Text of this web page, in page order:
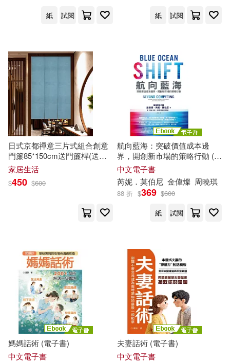
殷敬華，莫志深 主編(1)
江城子(1) 沙隆．莫艾倫(1)
沛莫笛亞‧阿蘭大‧拓爾(1)
法蘭西絲卡．吉諾(1)
波莉・莫蘭(1)
波里斯‧寇戴明斯基(1)
泰絲．格里森(1)
浦上滿(1) 海倫．莫提姆(1)
溫蒂．莫傑爾(1)
漢斯達・索文德拉・謝卡爾 Hansd
a Sowvendra Shekhar(1)
雙囍出版(1) 青馬文化(1)
音樂之橋(1)
鷹出版(1)
黑眼睛文化(1)
黑龍江美術出版社(1)
紙 試閱
紙
試閱
日式京都禪意三片式組合創意
門簾85*150cm送門簾桿(送桿
子/長門簾/風水簾/門簾/臥室門
簾/短門簾) 淺
家居生活
$450 $600
航向藍海：突破價值成本邊
界，開創新市場的策略行動 (電
子書)
中文電子書
芮妮． 莫伯尼 金偉燦 周曉琪
88 折 $369 $600
紙
試閱
媽媽話術 (電子書)
中文電子書
夫妻話術 (電子書)
中文電子書